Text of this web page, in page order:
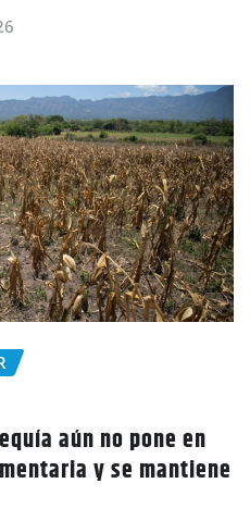
aún no pone en
y se mantiene